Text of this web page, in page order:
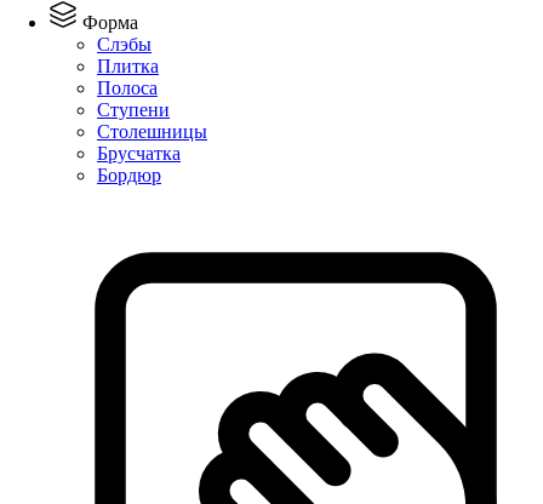
Форма
Слэбы
Плитка
Полоса
Ступени
Столешницы
Брусчатка
Бордюр